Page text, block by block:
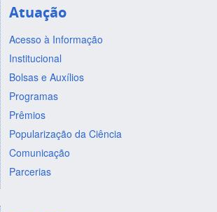
Atuação
Acesso à Informação
Institucional
Bolsas e Auxílios
Programas
Prêmios
Popularização da Ciência
Comunicação
Parcerias